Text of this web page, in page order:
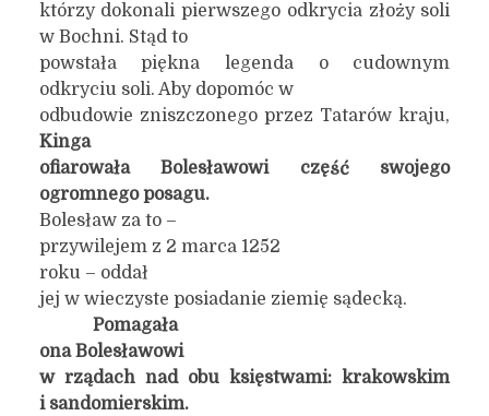
którzy dokonali pierwszego odkrycia złoży soli
w Bochni. Stąd to
powstała piękna legenda o cudownym
odkryciu soli. Aby dopomóc w
odbudowie zniszczonego przez Tatarów kraju,
Kinga
ofiarowała Bolesławowi część swojego
ogromnego posagu.
Bolesław za to –
przywilejem z 2 marca 1252
roku – oddał
jej w wieczyste posiadanie ziemię sądecką.
Pomagała
onaBolesławowi
w rządach nad obu księstwami: krakowskim
i sandomierskim.